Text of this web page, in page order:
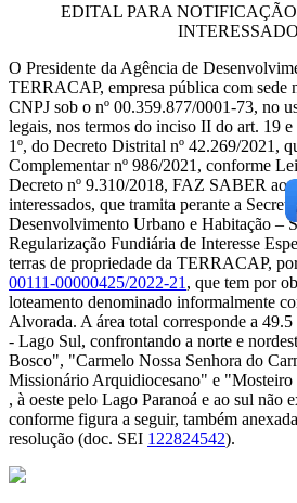
EDITAL PARA
O Presidente da Agência de
TERRACAP, empresa pública com sede
CNPJ sob o nº 00.359.877/0001-73, no
legais, nos termos do inciso II do art. 19 e
1º, do Decreto Distrital nº 42.269/2021,
Complementar nº 986/2021, conforme
Decreto nº 9.310/2018, FAZ SABER aos
interessados, que tramita perante a
Desenvolvimento Urbano e Habitação –
Regularização Fundiária de Interesse
terras de propriedade da TERRACAP,
00111-00000425/2022-21 , que tem por
loteamento denominado informalmente
Alvorada. A área total corresponde a
- Lago Sul, confrontando a norte e
Bosco", "Carmelo Nossa Senhora do
Missionário Arquidiocesano" e "Mosteiro
, à oeste pelo Lago Paranoá e ao sul não
conforme figura a seguir, também
resolução (doc. SEI 122824542).